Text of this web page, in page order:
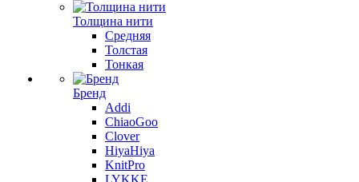
Толщина нити
Средняя
Толстая
Тонкая
Бренд
Addi
ChiaoGoo
Clover
HiyaHiya
KnitPro
LYKKE